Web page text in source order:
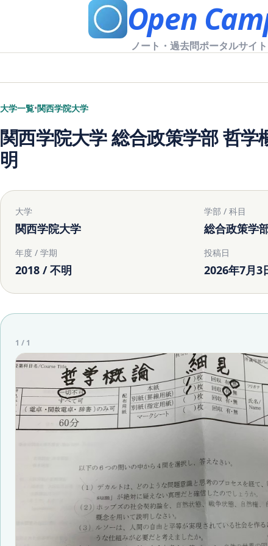
Open
ノート・過去問ポータルサイト
大学一覧•関西学院大学
関西学院大学 総合政策学部 哲学
明
大学
関西学院大学
学部 / 科目
総合政策学
年度 / 学期
2018 / 不明
投稿日
2026年7月3
1 / 1